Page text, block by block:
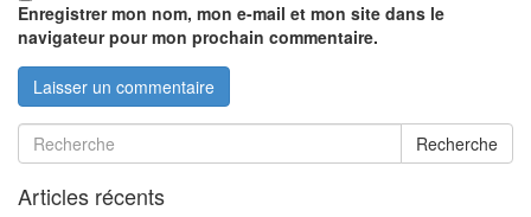
Enregistrer mon nom, mon e-mail et mon site dans le
navigateur pour mon prochain commentaire.
Recherche
Articles récents